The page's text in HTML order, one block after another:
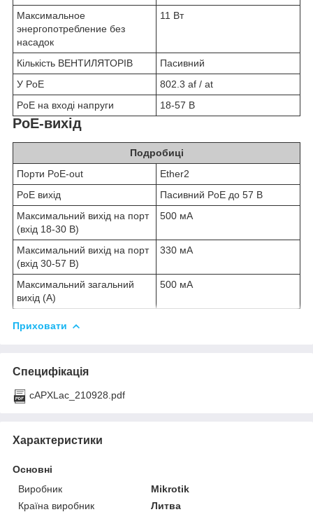
Максимальное
энергопотребление без
насадок
11 Вт
Кількість ВЕНТИЛЯТОРІВ
Пасивний
У PoE
802.3 af / at
PoE на вході напруги
18-57 В
PoE-вихід
Подробиці
Порти PoE-out
Ether2
PoE вихід
Пасивний PoE до 57 В
Максимальний вихід на порт
(вхід 18-30 В)
500 мА
Максимальний вихід на порт
(вхід 30-57 В)
330 мА
Максимальний загальний
вихід (A)
500 мА
Приховати
Специфікація
cAPXLac_210928.pdf
Характеристики
Основні
Виробник
Mikrotik
Країна виробник
Литва